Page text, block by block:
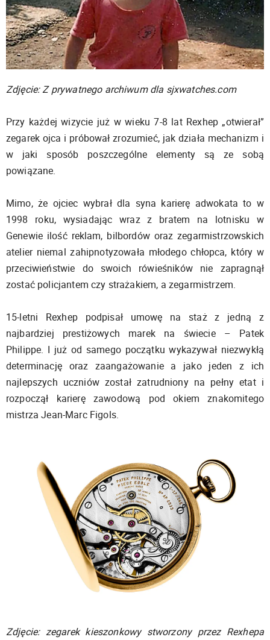
Zdjęcie: Z prywatnego archiwum dla sjxwatches.com
Przy każdej wizycie już w wieku 7-8 lat Rexhep „otwierał”
zegarek ojca i próbował zrozumieć, jak działa mechanizm i
w jaki sposób poszczególne elementy są ze sobą
powiązane.
Mimo, że ojciec wybrał dla syna karierę adwokata to w
1998 roku, wysiadając wraz z bratem na lotnisku w
Genewie ilość reklam, bilbordów oraz zegarmistrzowskich
atelier niemal zahipnotyzowała młodego chłopca, który w
przeciwieństwie do swoich rówieśników nie zapragnął
zostać policjantem czy strażakiem, a zegarmistrzem.
15-letni Rexhep podpisał umowę na staż z jedną z
najbardziej prestiżowych marek na świecie – Patek
Philippe. I już od samego początku wykazywał niezwykłą
determinację oraz zaangażowanie a jako jeden z ich
najlepszych uczniów został zatrudniony na pełny etat i
rozpoczął karierę zawodową pod okiem znakomitego
mistrza Jean-Marc Figols.
Zdjęcie: zegarek kieszonkowy stworzony przez Rexhepa